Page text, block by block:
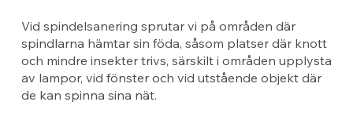
Vid spindelsanering sprutar vi på områden där
spindlarna hämtar sin föda, såsom platser där knott
och mindre insekter trivs, särskilt i områden upplysta
av lampor, vid fönster och vid utstående objekt där
de kan spinna sina nät.